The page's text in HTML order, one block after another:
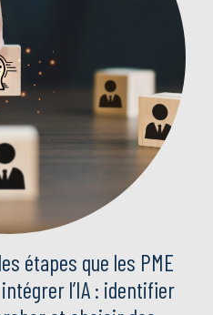
étapes que les PME
l’IA : identifier